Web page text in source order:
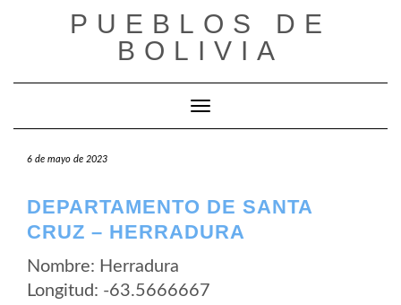
PUEBLOS DE
BOLIVIA
Cambiar modo de navegación
6 de mayo de 2023
DEPARTAMENTO DE SANTA
CRUZ – HERRADURA
Nombre: Herradura
Longitud: -63.5666667